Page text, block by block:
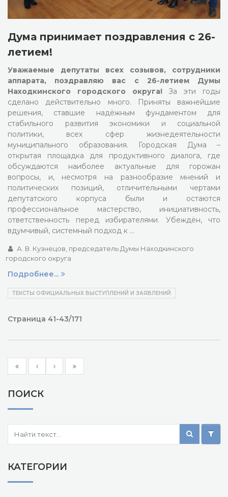
Дума принимает поздравления с 26-
летием!
Уважаемые депутаты всех созывов, сотрудники
аппарата, поздравляю вас с 26-летием Думы
Находкинского городского округа!За эти годы
сделано действительно много. Приняты важнейшие
решения, ставшие надёжным фундаментом для
стабильного развития экономики и социальной
политики, всех сфер жизнедеятельности
муниципального образования. Городская Дума –
открытая площадка для продуктивного диалога, где
обсуждаются наиболее актуальные для горожан
вопросы, и, несмотря на разнообразие мнений и
политических позиций, отличительными чертами
депутатского корпуса были и остаются
профессиональное мастерство, инициативность,
ответственность перед избирателями. Убеждён, что
вдумчивый, системный подход к …
А. В. Кузнецов, председатель Думы Находкинского
городского округа
Подробнее...
ТЕКСТЫ ОФИЦИАЛЬНЫХ ВЫСТУПЛЕНИЙ И ЗАЯВЛЕНИЙ
Страница 41-43/171
ПОИСК
КАТЕГОРИИ